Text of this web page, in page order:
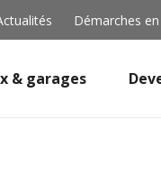
Démarches
& garages